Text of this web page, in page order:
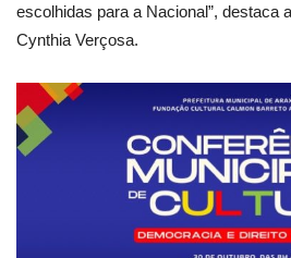
escolhidas para a Nacional”, destaca
Cynthia Verçosa.